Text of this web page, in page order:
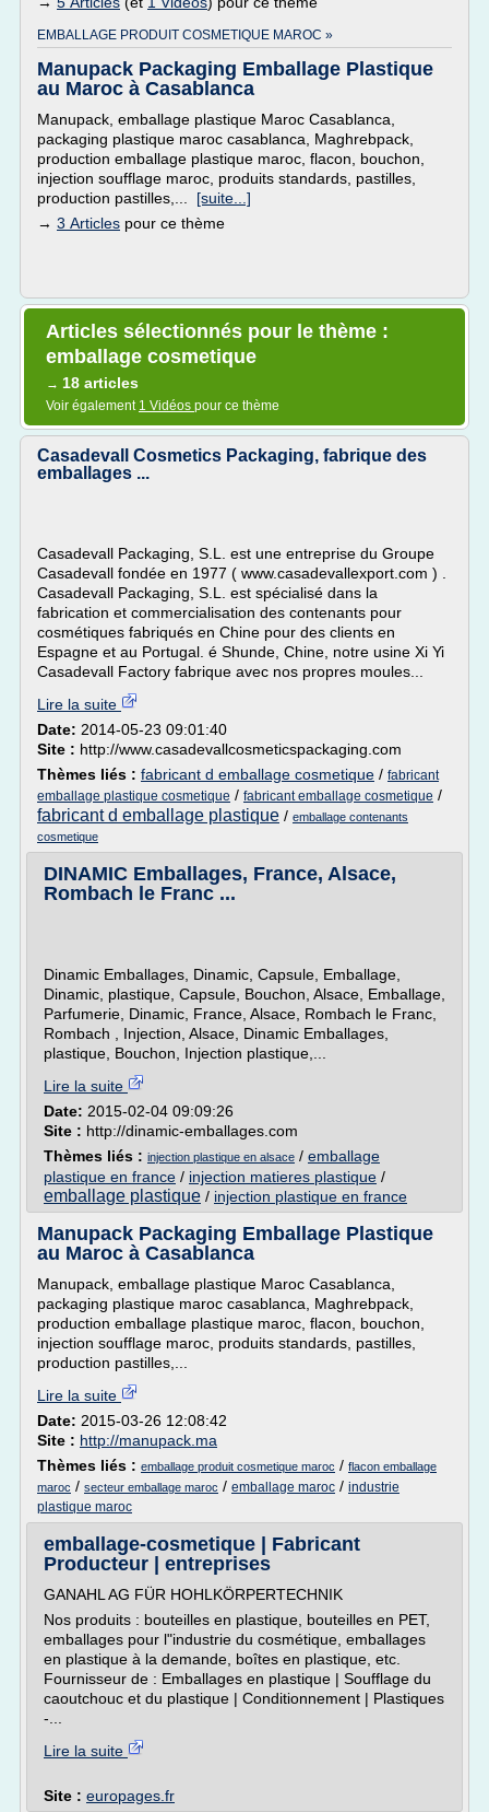
EMBALLAGE PRODUIT COSMETIQUE MAROC »
Manupack Packaging Emballage Plastique
au Maroc à Casablanca
Manupack, emballage plastique Maroc Casablanca,
packaging plastique maroc casablanca, Maghrebpack,
production emballage plastique maroc, flacon, bouchon,
injection soufflage maroc, produits standards, pastilles,
production pastilles,... [suite...]
→ 3 Articles pour ce thème
Articles sélectionnés pour le thème :
emballage cosmetique
→ 18 articles
Voir également 1 Vidéos pour ce thème
Casadevall Cosmetics Packaging, fabrique des
emballages ...
Casadevall Packaging, S.L. est une entreprise du Groupe
Casadevall fondée en 1977 ( www.casadevallexport.com ) .
Casadevall Packaging, S.L. est spécialisé dans la
fabrication et commercialisation des contenants pour
cosmétiques fabriqués en Chine pour des clients en
Espagne et au Portugal. é Shunde, Chine, notre usine Xi Yi
Casadevall Factory fabrique avec nos propres moules...
Lire la suite
Date: 2014-05-23 09:01:40
Site : http://www.casadevallcosmeticspackaging.com
Thèmes liés : fabricant d emballage cosmetique / fabricant
emballage plastique cosmetique / fabricant emballage cosmetique /
fabricant d emballage plastique / emballage contenants
cosmetique
DINAMIC Emballages, France, Alsace,
Rombach le Franc ...
Dinamic Emballages, Dinamic, Capsule, Emballage,
Dinamic, plastique, Capsule, Bouchon, Alsace, Emballage,
Parfumerie, Dinamic, France, Alsace, Rombach le Franc,
Rombach , Injection, Alsace, Dinamic Emballages,
plastique, Bouchon, Injection plastique,...
Lire la suite
Date: 2015-02-04 09:09:26
Site : http://dinamic-emballages.com
Thèmes liés : injection plastique en alsace / emballage
plastique en france / injection matieres plastique /
emballage plastique / injection plastique en france
Manupack Packaging Emballage Plastique
au Maroc à Casablanca
Manupack, emballage plastique Maroc Casablanca,
packaging plastique maroc casablanca, Maghrebpack,
production emballage plastique maroc, flacon, bouchon,
injection soufflage maroc, produits standards, pastilles,
production pastilles,...
Lire la suite
Date: 2015-03-26 12:08:42
Site : http://manupack.ma
Thèmes liés : emballage produit cosmetique maroc / flacon emballage
maroc / secteur emballage maroc / emballage maroc / industrie
plastique maroc
emballage-cosmetique | Fabricant
Producteur | entreprises
GANAHL AG FÜR HOHLKÖRPERTECHNIK
Nos produits : bouteilles en plastique, bouteilles en PET,
emballages pour l"industrie du cosmétique, emballages
en plastique à la demande, boîtes en plastique, etc.
Fournisseur de : Emballages en plastique | Soufflage du
caoutchouc et du plastique | Conditionnement | Plastiques
-...
Lire la suite
Site : europages.fr